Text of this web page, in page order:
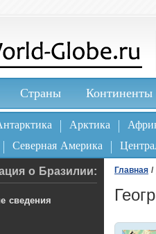
Страны Континенты
Арктика
Северная Америка
Главная /
о Бразилии:
сведения